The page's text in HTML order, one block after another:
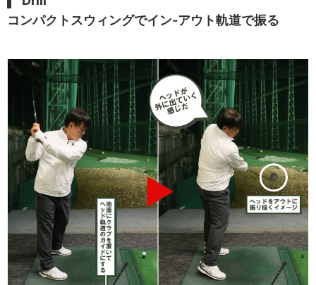
コンパクトスウィングでイン‐アウト軌道で振る